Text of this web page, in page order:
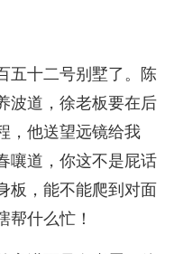
五十二号别墅了。陈
波道，徐老板要在后
，他送望远镜给我
嚷道，你这不是屁话
板，能不能爬到对面
帮什么忙！